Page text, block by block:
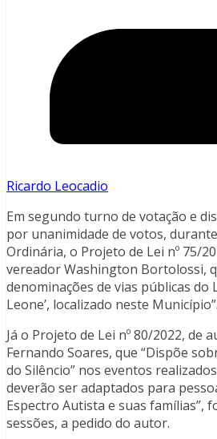
Ricardo Leocadio
Em segundo turno de votação e
por unanimidade de votos, durante
Ordinária, o Projeto de Lei nº 75/
vereador Washington Bortolossi,
denominações de vias públicas do
Leone’, localizado neste Município”.
Já o Projeto de Lei nº 80/2022, de
Fernando Soares, que “Dispõe
do Silêncio” nos eventos
deverão ser adaptados para
Espectro Autista e suas famílias”,
sessões, a pedido do autor.